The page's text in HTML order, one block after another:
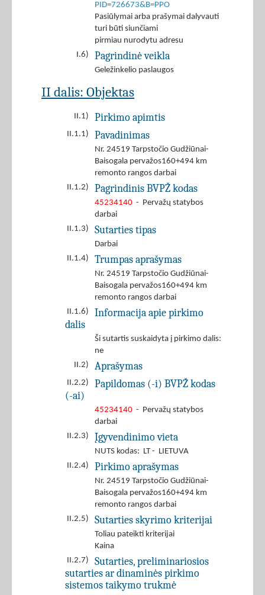
PID=726673&B=PPO
Pasiūlymai arba prašymai dalyvauti
turi būti siunčiami
pirmiau nurodytu adresu
I.6)
Pagrindinė veikla
Geležinkelio paslaugos
II dalis: Objektas
II.1) Pirkimo apimtis
II.1.1) Pavadinimas
Nr. 24519 Tarpstočio Gudžiūnai-
Baisogala pervažos160+494 km
remonto rangos darbai
II.1.2)
Pagrindinis BVPŽ kodas
45234140 - Pervažų statybos
darbai
II.1.3)
Sutarties tipas
Darbai
II.1.4)
Trumpas aprašymas
Nr. 24519 Tarpstočio Gudžiūnai-
Baisogala pervažos160+494 km
remonto rangos darbai
II.1.6)
Informacija apie pirkimo
dalis
Ši sutartis suskaidyta į pirkimo dalis:
ne
II.2)
Aprašymas
II.2.2)
Papildomas (-i) BVPŽ kodas
(-ai)
45234140 - Pervažų statybos
darbai
II.2.3)
Įgyvendinimo vieta
NUTS kodas: LT - LIETUVA
II.2.4)
Pirkimo aprašymas
Nr. 24519 Tarpstočio Gudžiūnai-
Baisogala pervažos160+494 km
remonto rangos darbai
II.2.5)
Sutarties skyrimo kriterijai
Toliau pateikti kriterijai
Kaina
II.2.7)
Sutarties, preliminariosios
sutarties ar dinaminės pirkimo
sistemos taikymo trukmė